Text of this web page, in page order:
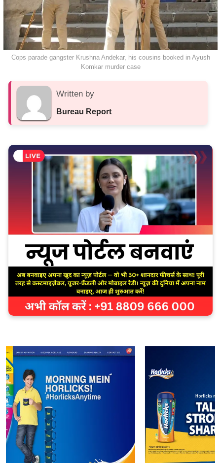
Cops parade gangster Krushna Andekar, his cousins booked in Ayush
Komkar murder case
Written by
Bureau Report